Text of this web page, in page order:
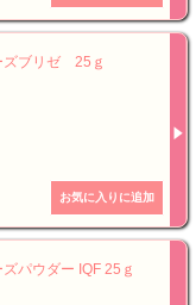
ズブリゼ 25ｇ
パウダー IQF 25ｇ